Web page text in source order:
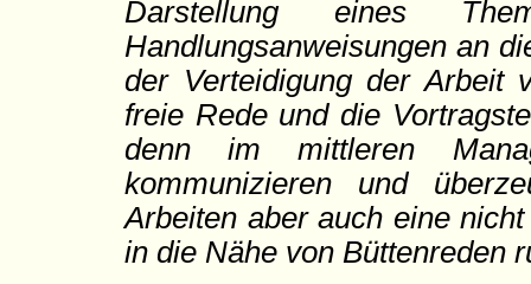
Darstellung eines
Handlungsanweisungen an
der Verteidigung der Arbeit
freie Rede und die
denn im mittleren
kommunizieren und
Arbeiten aber auch eine
in die Nähe von Büttenreden